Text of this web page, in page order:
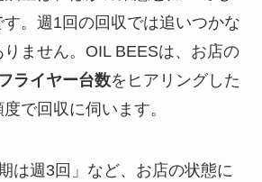
。週1回の回収では追いつかな
ません。OIL BEESは、お店の
ライヤー台数をヒアリングした
で回収に伺います。
は週3回」など、お店の状態に